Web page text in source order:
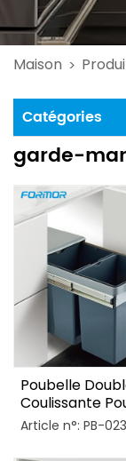
Maison >
Catégories
garde-
Poubelle
Coulissante
Armoire De
Article n°: PB-023